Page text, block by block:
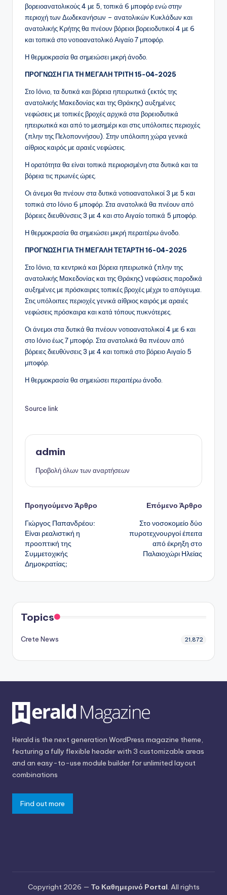
βορειοανατολικούς 4 με 5, τοπικά 6 μποφόρ ενώ στην
περιοχή των Δωδεκανήσων – ανατολικών Κυκλάδων και
ανατολικής Κρήτης θα πνέουν βόρειοι βορειοδυτικοί 4 με 6
και τοπικά στο νοτιοανατολικό Αιγαίο 7 μποφόρ.
Η θερμοκρασία θα σημειώσει μικρή άνοδο.
ΠΡΟΓΝΩΣΗ ΓΙΑ ΤΗ ΜΕΓΑΛΗ ΤΡΙΤΗ 15-04-2025
Στο Ιόνιο, τα δυτικά και βόρεια ηπειρωτικά (εκτός της
ανατολικής Μακεδονίας και της Θράκης) αυξημένες
νεφώσεις με τοπικές βροχές αρχικά στα βορειοδυτικά
ηπειρωτικά και από το μεσημέρι και στις υπόλοιπες περιοχές
(πλην της Πελοποννήσου). Στην υπόλοιπη χώρα γενικά
αίθριος καιρός με αραιές νεφώσεις.
Η ορατότητα θα είναι τοπικά περιορισμένη στα δυτικά και τα
βόρεια τις πρωινές ώρες.
Οι άνεμοι θα πνέουν στα δυτικά νοτιοανατολικοί 3 με 5 και
τοπικά στο Ιόνιο 6 μποφόρ. Στα ανατολικά θα πνέουν από
βόρειες διευθύνσεις 3 με 4 και στο Αιγαίο τοπικά 5 μποφόρ.
Η θερμοκρασία θα σημειώσει μικρή περαιτέρω άνοδο.
ΠΡΟΓΝΩΣΗ ΓΙΑ ΤΗ ΜΕΓΑΛΗ ΤΕΤΑΡΤΗ 16-04-2025
Στο Ιόνιο, τα κεντρικά και βόρεια ηπειρωτικά (πλην της
ανατολικής Μακεδονίας και της Θράκης) νεφώσεις παροδικά
αυξημένες με πρόσκαιρες τοπικές βροχές μέχρι το απόγευμα.
Στις υπόλοιπες περιοχές γενικά αίθριος καιρός με αραιές
νεφώσεις πρόσκαιρα και κατά τόπους πυκνότερες.
Οι άνεμοι στα δυτικά θα πνέουν νοτιοανατολικοί 4 με 6 και
στο Ιόνιο έως 7 μποφόρ. Στα ανατολικά θα πνέουν από
βόρειες διευθύνσεις 3 με 4 και τοπικά στο βόρειο Αιγαίο 5
μποφόρ.
Η θερμοκρασία θα σημειώσει περαιτέρω άνοδο.
Source link
admin
Προβολή όλων των αναρτήσεων
Πλοήγηση
δημοσιεύσεων
Προηγούμενο Άρθρο
Γιώργος Παπανδρέου:
Είναι ρεαλιστική η
προοπτική της
Συμμετοχικής
Δημοκρατίας;
Επόμενο Άρθρο
Στο νοσοκομείο δύο
πυροτεχνουργοί έπειτα
από έκρηξη στο
Παλαιοχώρι Ηλείας
Topics
Crete News 21,872
Herald is the next generation WordPress magazine theme,
featuring a fully flexible header with 3 customizable areas
and an easy-to-use module builder for unlimited layout
combinations
Find out more
Copyright 2026 — Το Καθημερινό Portal. All rights